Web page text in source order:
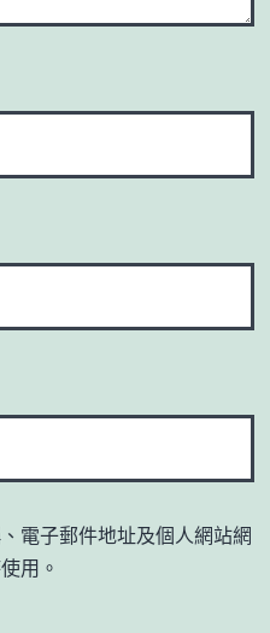
電子郵件地址及個人網站網
用。